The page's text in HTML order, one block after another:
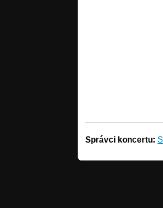
Správci koncertu: